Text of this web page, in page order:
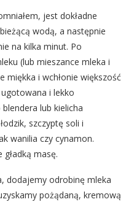
jest dokładne
wodą, a następnie
na kilka minut. Po
(lub mieszance mleka i
miękka i wchłonie większość
i lekko
lub kielicha
szczyptę soli i
wanilia czy cynamon.
masę.
dodajemy odrobinę mleka
pożądaną, kremową